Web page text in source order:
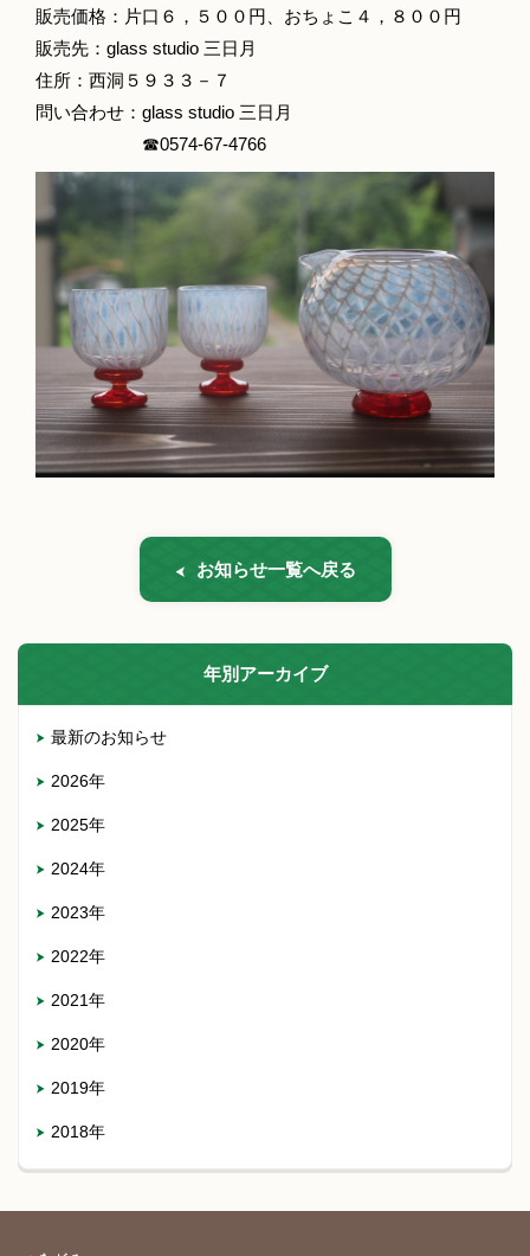
販売価格：片口６，５００円、おちょこ４，８００円
販売先：glass studio 三日月
住所：西洞５９３３－７
問い合わせ：glass studio 三日月
☎0574‐67‐4766
お知らせ一覧へ戻る
年別アーカイブ
最新のお知らせ
2026年
2025年
2024年
2023年
2022年
2021年
2020年
2019年
2018年